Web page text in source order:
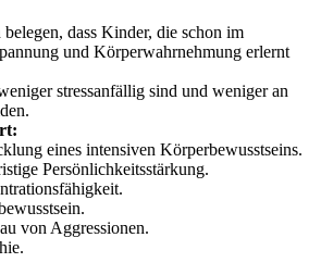
dass Kinder, die schon im
und Körperwahrnehmung erlernt
stressanfällig sind und weniger an
eines intensiven Körperbewusstseins.
Persönlichkeitsstärkung.
von Aggressionen.